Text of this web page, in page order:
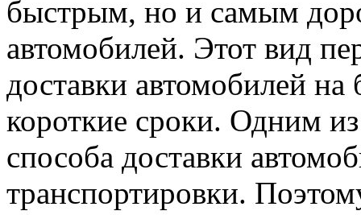
быстрым, но и самым
автомобилей. Этот вид
доставки автомобилей на
короткие сроки. Одним
способа доставки
транспортировки.